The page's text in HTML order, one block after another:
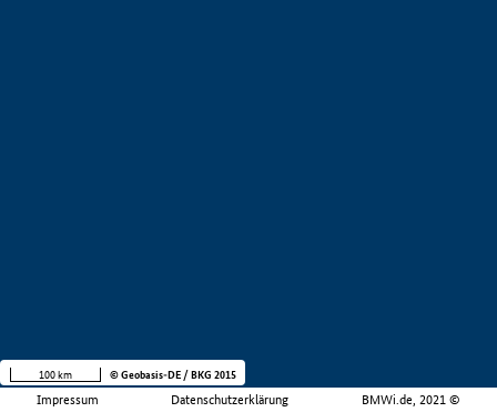
Impressum Datenschutzerklärung BMWi.de, 2021 ©
100 km © Geobasis-DE / BKG 2015